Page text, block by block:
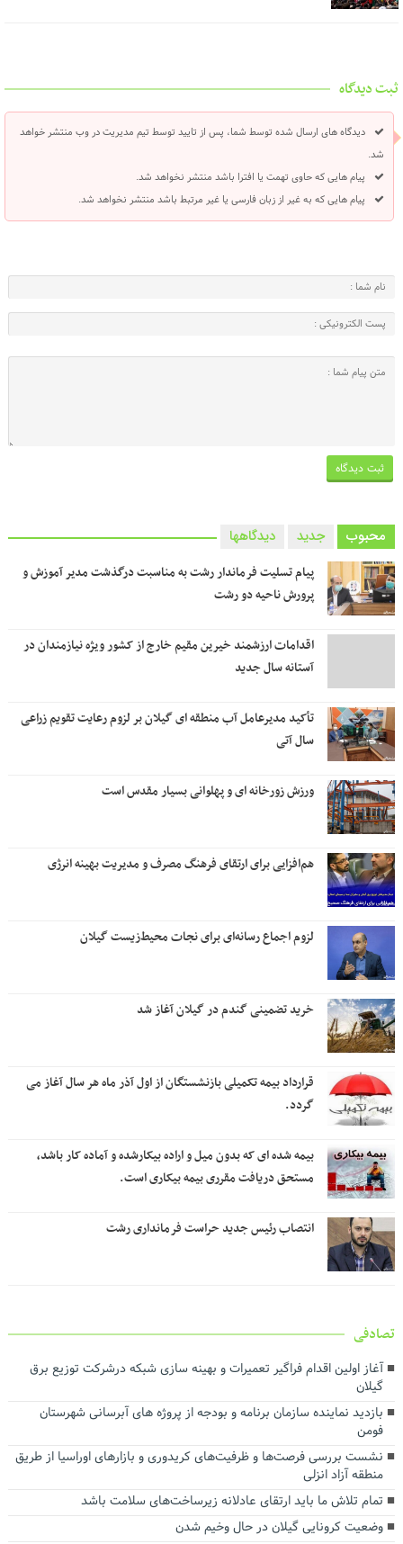
ثبت دیدگاه
دیدگاه های ارسال شده توسط شما، پس از تایید توسط تیم مدیریت در وب منتشر خواهد
شد.
پیام هایی که حاوی تهمت یا افترا باشد منتشر نخواهد شد.
پیام هایی که به غیر از زبان فارسی یا غیر مرتبط باشد منتشر نخواهد شد.
محبوب جدید دیدگاهها
پیام تسلیت فرماندار رشت به مناسبت درگذشت مدیر آموزش و
پرورش ناحیه دو رشت
اقدامات ارزشمند خیرین مقیم خارج از کشور ویژه نیازمندان در
آستانه سال جدید
تأکید مدیرعامل آب منطقه ای گیلان بر لزوم رعایت تقویم زراعی‌
سال آتی
ورزش زورخانه ای و پهلوانی بسیار مقدس است
هم‌افزایی برای ارتقای فرهنگ مصرف و مدیریت بهینه انرژی
لزوم اجماع رسانه‌ای برای نجات محیط‌زیست گیلان
خرید تضمینی گندم در گیلان آغاز شد
قرارداد بیمه تکمیلی بازنشستگان از اول آذر ماه هر سال آغاز می
گردد.
بیمه شده ای که بدون میل و اراده بیکارشده و آماده کار باشد،
مستحق دریافت مقرری بیمه بیکاری است.
انتصاب رئیس جدید حراست فرمانداری رشت
تصادفی
آغاز اولین اقدام فراگیر تعمیرات و بهینه سازی شبکه درشرکت توزیع برق
گیلان
بازدید نماینده سازمان برنامه و بودجه از پروژه های آبرسانی شهرستان
فومن
نشست بررسی فرصت‌ها و ظرفیت‌های کریدوری و بازارهای اوراسیا از طریق
منطقه آزاد انزلی
تمام تلاش ما باید ارتقای عادلانه زیرساخت‌های سلامت باشد
وضعیت کرونایی گیلان در حال وخیم شدن